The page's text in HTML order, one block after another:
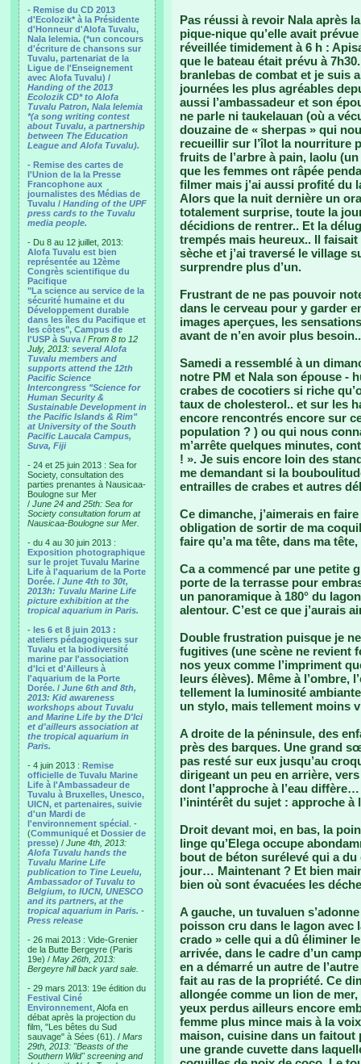
- Remise du CD 2013
d'Ecolozik* à la Présidente
d'Honneur d'Alofa Tuvalu,
Nala Ielemia. (*un concours
d'écriture de chansons sur
Tuvalu, partenariat de la
Ligue de l'Enseignement
avec Alofa Tuvalu) /
Handing of the 2013
Ecolozik CD* to Alofa
Tuvalu Patron, Nala Ielemia
*(a song writing contest
about Tuvalu, a partnership
between The Education
League and Alofa Tuvalu).
- Remise des cartes de
l'Union de la la Presse
Francophone aux
journalistes des Médias de
Tuvalu / Handing of the UPF
press cards to the Tuvalu
media people.
- Du 8 au 12 juillet, 2013:
Alofa Tuvalu est bien
représentée au 12ème
Congrès scientifique du
Pacifique
"La science au service de la
sécurité humaine et du
Développement durable
dans les îles du Pacifique et
les côtes", Campus de
l'USP à Suva / From 8 to 12
July, 2013: several Alofa
Tuvalu members and
supports attend the 12th
Pacific Science
Intercongress "Science for
Human Security &
Sustainable Development in
the Pacific Islands & Rim"
at University of the South
Pacific Laucala Campus,
Suva, Fiji
- 24 et 25 juin 2013 : Sea for
Society, consultation des
parties prenantes à Nausicaa-
Boulogne sur Mer
/ June 24 and 25th: Sea for
Society consultation forum at
Nausicaa-Boulogne sur Mer.
- du 4 au 30 juin 2013 :
Exposition photographique
sur le projet Tuvalu Marine
Life à l'aquarium de la Porte
Dorée. / June 4th to 30t,
2013h: Tuvalu Marine Life
picture exhibition at the
tropical aquarium in Paris.
- les 6 et 8 juin 2013 :
ateliers pédagogiques sur
Tuvalu et la biodiversité
marine par l'association
d'Ici et d'Ailleurs à
l'aquarium de la Porte
Dorée. / June 6th and 8th,
2013: Kid awareness
workshops about Tuvalu
and Marine Life by the D'Ici
et d'ailleurs association at
the tropical aquarium in
Paris.
- 4 juin 2013 : Remise
officielle de Tuvalu Marine
Life à l'Ambassadeur de
Tuvalu à Bruxelles, Unesco,
UICN, et partenaires, suivie
d'un Mardi de
l'environnement spécial . -
(Communiqué et Dossier de
presse) / June 4th, 2013:
Alofa Tuvalu hands the
Tuvalu Marine Life
publication to Tine Leuelu,
Ambassador of Tuvalu to
Belgium, to IUCN, UNESCO
and its partners, at the
tropical aquarium in Paris. -
Press release
- 26 mai 2013 : Vide-Grenier
de la Butte Bergeyre (Paris
19e) / May 26th, 2013:
Bergeyre hill back yard sale.
- 29 mars 2013: 19e édition du
Festival Ciné
Environnement , Alofa en
débat après la projection du
film, "Les bêtes du Sud
sauvage" à Sées (61). / Mars
29th, 2013: "Beasts of the
Southern Wild" screening and
Pas réussi à revoir Nala après
pique-nique qu’elle avait
réveillée timidement à 6 h :
que le bateau était prévu à
branlebas de combat et je suis
journées les plus agréables
aussi l’ambassadeur et son
ne parle ni taukelauan (où a
douzaine de « sherpas » qui
recueillir sur l’îlot la nourriture
fruits de l’arbre à pain, laolu
que les femmes ont râpée
filmer mais j’ai aussi profité du
Alors que la nuit dernière un
totalement surprise, toute la
décidions de rentrer.. Et la
trempés mais heureux.. Il
sèche et j’ai traversé le village
surprendre plus d’un.
Frustrant de ne pas pouvoir
dans le cerveau pour y garder
images aperçues, les
avant de n’en avoir plus besoin..
Samedi a ressemblé à un
notre PM et Nala son épouse -
crabes de cocotiers si riche
taux de cholesterol.. et sur les
encore rencontrés encore sur
population ? ) ou qui nous
m’arrête quelques minutes,
! ». Je suis encore loin des
me demandant si la
entrailles de crabes et autres
Ce dimanche, j’aimerais en
obligation de sortir de ma
faire qu’a ma tête, dans ma
Ca a commencé par une petite
porte de la terrasse pour
un panoramique à 180° du
alentour. C’est ce que j’aurais
Double frustration puisque je
fugitives (une scène ne revient
nos yeux comme l’impriment
leurs élèves). Même à l’ombre,
tellement la luminosité
un stylo, mais tellement moins
A droite de la péninsule, des
près des barques. Une grand
pas resté sur eux jusqu’au
dirigeant un peu en arrière,
dont l’approche à l’eau
l’inintérêt du sujet : approche à
Droit devant moi, en bas, la
linge qu’Elega occupe
bout de béton surélevé qui a
jour… Maintenant ? Et bien
bien où sont évacuées les
A gauche, un tuvaluen
poisson cru dans le lagon avec
crado » celle qui a dû éliminer
arrivée, dans le cadre d’un
en a démarré un autre de
fait au ras de la propriété. Ce
allongée comme un lion de
yeux perdus ailleurs encore
femme plus mince mais à la
maison, cuisine dans un faitout
une grande cuvette dans